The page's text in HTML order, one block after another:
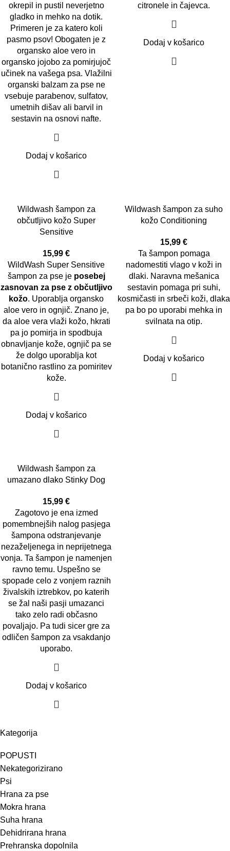
Kategorija
POPUSTI
Nekategorizirano
Psi
Hrana za pse
Mokra hrana
Suha hrana
Dehidrirana hrana
Prehranska dopolnila
okrepil in pustil neverjetno
gladko in mehko na dotik.
Primeren je za katero koli
pasmo psov! Obogaten je z
organsko aloe vero in
organsko jojobo za pomirjujoč
učinek na vašega psa. Vlažilni
organski balzam za pse ne
vsebuje parabenov, sulfatov,
umetnih dišav ali barvil in
sestavin na osnovi nafte.
Dodaj v košarico
citronele in čajevca.
Dodaj v košarico
Wildwash šampon za
občutljivo kožo Super
Sensitive
15,99 €
WildWash Super Sensitive
šampon za pse je posebej
zasnovan za pse z občutljivo
kožo. Uporablja organsko
aloe vero in ognjič. Znano je,
da aloe vera vlaži kožo, hkrati
pa jo pomirja in spodbuja
obnavljanje kože, ognjič pa se
že dolgo uporablja kot
botanično rastlino za pomiritev
kože.
Dodaj v košarico
Wildwash šampon za suho
kožo Conditioning
15,99 €
Ta šampon pomaga
nadomestiti vlago v koži in
dlaki. Naravna mešanica
sestavin pomaga pri suhi,
kosmičasti in srbeči koži, dlaka
pa bo po uporabi mehka in
svilnata na otip.
Dodaj v košarico
Wildwash šampon za
umazano dlako Stinky Dog
15,99 €
Zagotovo je ena izmed
pomembnejših nalog pasjega
šampona odstranjevanje
nezaželjenega in neprijetnega
vonja. Ta šampon je namenjen
ravno temu. Uspešno se
spopade celo z vonjem raznih
živalskih iztrebkov, po katerih
se žal naši pasji umazanci
tako zelo radi občasno
povaljajo. Pa tudi sicer gre za
odličen šampon za vsakdanjo
uporabo.
Dodaj v košarico